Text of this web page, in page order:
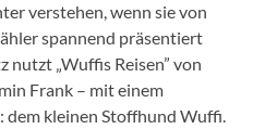
ver­ste­hen, wenn sie von
span­nend präsen­tiert
nutzt „Wuff­is Reisen” von
Frank – mit einem
dem kleinen Stoffhund Wuf­fi.